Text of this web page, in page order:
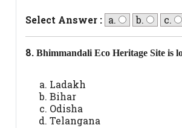
Select Answer : a. b. c.
8.Bhimmandali Eco Heritage Site is
Ladakh
Bihar
Odisha
Telangana